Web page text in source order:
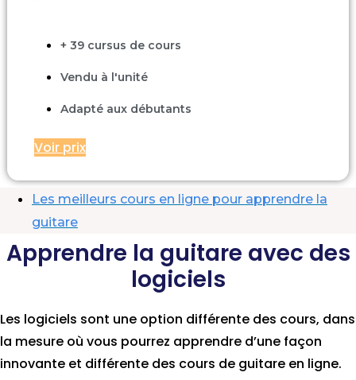
+ 39 cursus de cours
Vendu à l'unité
Adapté aux débutants
Voir prix
Les meilleurs cours en ligne pour apprendre la
guitare
Apprendre la guitare avec des
logiciels
Les logiciels sont une option différente des cours, dans
la mesure où vous pourrez apprendre d’une façon
innovante et différente des cours de guitare en ligne.